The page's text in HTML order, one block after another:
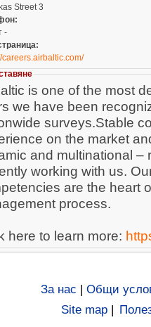
Street 3
-
careers.airbaltic.com/
is one of the most
we have been
surveys.Stable
on the market
and multinational –
working with us.
are the heart
process.
here to learn more:
За нас | Общи
Site map |